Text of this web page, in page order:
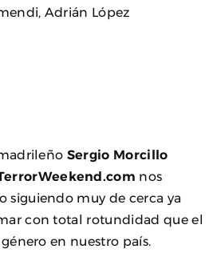
Adrián López
Sergio Morcillo
nos
siguiendo muy de cerca ya
con total rotundidad que el
en nuestro país.